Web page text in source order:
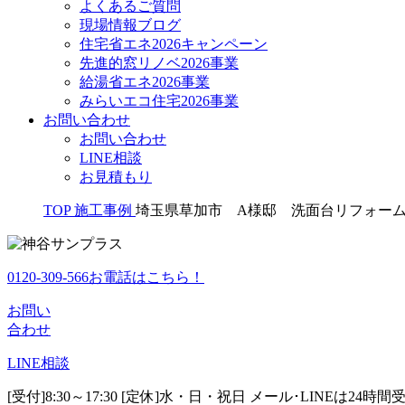
よくあるご質問
現場情報ブログ
住宅省エネ2026キャンペーン
先進的窓リノベ2026事業
給湯省エネ2026事業
みらいエコ住宅2026事業
お問い合わせ
お問い合わせ
LINE相談
お見積もり
TOP 施工事例 埼玉県草加市 A様邸 洗面台リフォーム
0120-309-566お電話はこちら！
お問い
合わせ
LINE相談
[受付]8:30～17:30 [定休]水・日・祝日 メール･LINEは24時間